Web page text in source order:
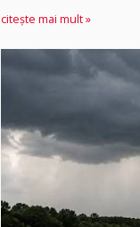
citește mai mult »